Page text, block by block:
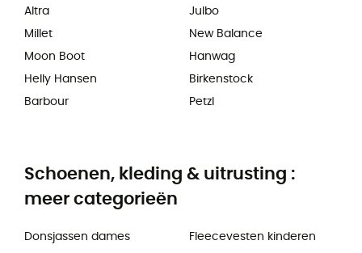
Altra
Millet
Moon Boot
Helly Hansen
Barbour
Julbo
New Balance
Hanwag
Birkenstock
Petzl
Schoenen, kleding & uitrusting :
meer categorieën
Donsjassen dames
Fleecevesten kinderen